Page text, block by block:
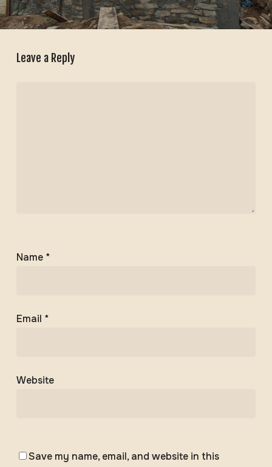
Leave a Reply
Name *
Email *
Website
Save my name, email, and website in this